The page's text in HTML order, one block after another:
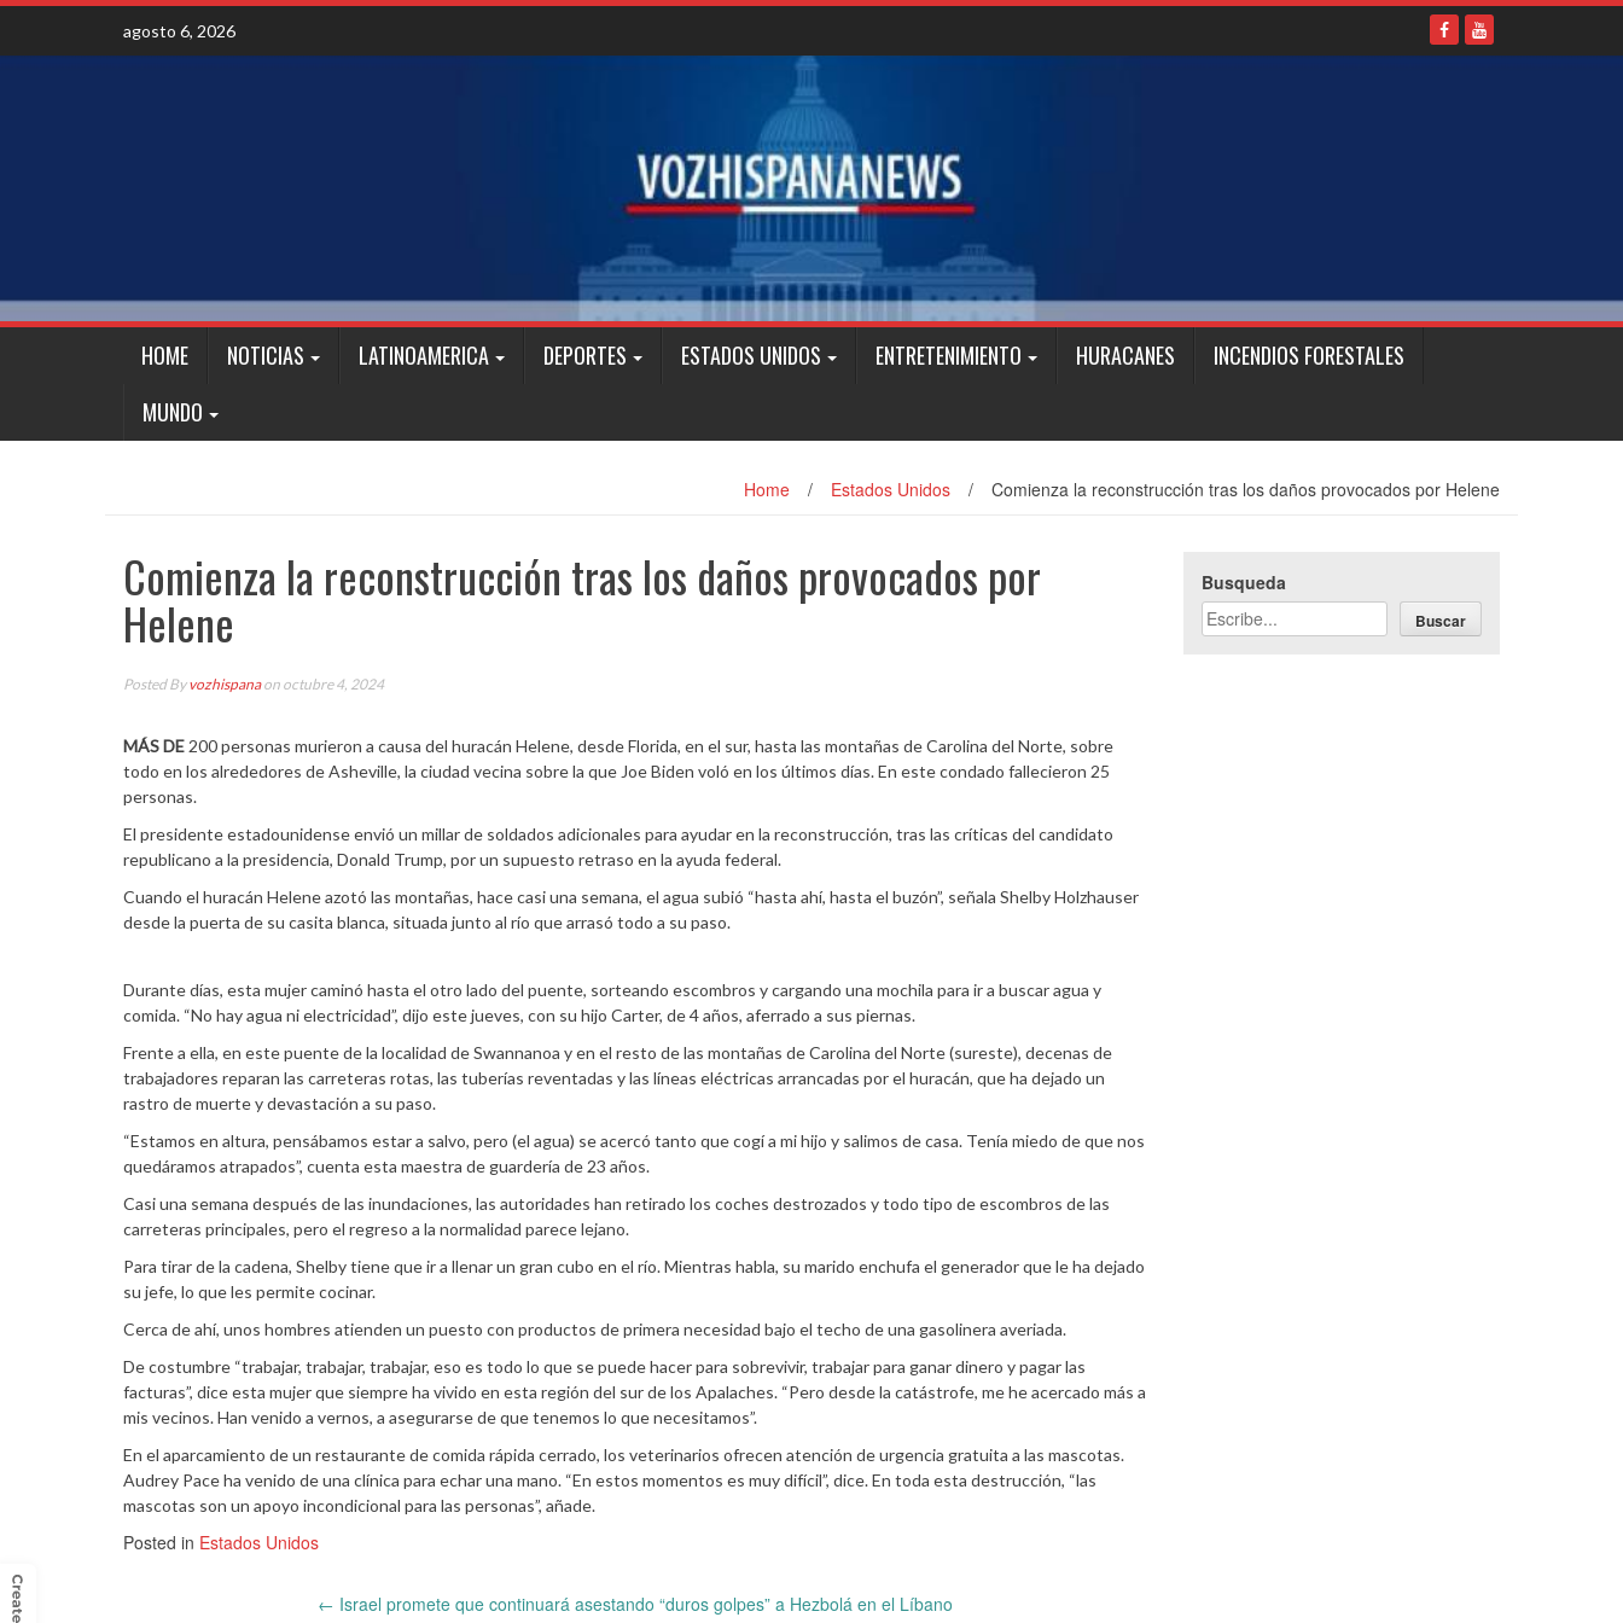
Skip
content
agosto 6, 2026
HOME NOTICIAS LATINOAMERICA DEPORTES ESTADOS UNIDOS ENTRETENIMIENTO HURACANES
INCENDIOS FORESTALES
MUNDO
Home / Estados Unidos / Comienza la reconstrucción tras los daños provocados por Helene
Comienza la reconstrucción tras los daños provocados por
Helene
Posted Byvozhispanaon octubre 4, 2024
MÁS DE 200 personas murieron a causa del huracán Helene, desde Florida, en el sur, hasta las montañas de Carolina del Norte, sobre
todo en los alrededores de Asheville, la ciudad vecina sobre la que Joe Biden voló en los últimos días. En este condado fallecieron 25
personas.
El presidente estadounidense envió un millar de soldados adicionales para ayudar en la reconstrucción, tras las críticas del candidato
republicano a la presidencia, Donald Trump, por un supuesto retraso en la ayuda federal.
Cuando el huracán Helene azotó las montañas, hace casi una semana, el agua subió “hasta ahí, hasta el buzón”, señala Shelby Holzhauser
desde la puerta de su casita blanca, situada junto al río que arrasó todo a su paso.
Durante días, esta mujer caminó hasta el otro lado del puente, sorteando escombros y cargando una mochila para ir a buscar agua y
comida. “No hay agua ni electricidad”, dijo este jueves, con su hijo Carter, de 4 años, aferrado a sus piernas.
Frente a ella, en este puente de la localidad de Swannanoa y en el resto de las montañas de Carolina del Norte (sureste), decenas de
trabajadores reparan las carreteras rotas, las tuberías reventadas y las líneas eléctricas arrancadas por el huracán, que ha dejado un
rastro de muerte y devastación a su paso.
“Estamos en altura, pensábamos estar a salvo, pero (el agua) se acercó tanto que cogí a mi hijo y salimos de casa. Tenía miedo de que nos
quedáramos atrapados”, cuenta esta maestra de guardería de 23 años.
Casi una semana después de las inundaciones, las autoridades han retirado los coches destrozados y todo tipo de escombros de las
carreteras principales, pero el regreso a la normalidad parece lejano.
Para tirar de la cadena, Shelby tiene que ir a llenar un gran cubo en el río. Mientras habla, su marido enchufa el generador que le ha dejado
su jefe, lo que les permite cocinar.
Cerca de ahí, unos hombres atienden un puesto con productos de primera necesidad bajo el techo de una gasolinera averiada.
De costumbre “trabajar, trabajar, trabajar, eso es todo lo que se puede hacer para sobrevivir, trabajar para ganar dinero y pagar las
facturas”, dice esta mujer que siempre ha vivido en esta región del sur de los Apalaches. “Pero desde la catástrofe, me he acercado más a
mis vecinos. Han venido a vernos, a asegurarse de que tenemos lo que necesitamos”.
En el aparcamiento de un restaurante de comida rápida cerrado, los veterinarios ofrecen atención de urgencia gratuita a las mascotas.
Audrey Pace ha venido de una clínica para echar una mano. “En estos momentos es muy difícil”, dice. En toda esta destrucción, “las
mascotas son un apoyo incondicional para las personas”, añade.
Posted in Estados Unidos
← Israel promete que continuará asestando “duros golpes” a Hezbolá en el Líbano
Busqueda
Buscar